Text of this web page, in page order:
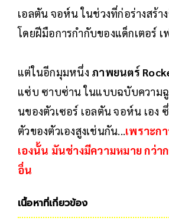
เอลตัน จอห์น ในช่วงที่ก่อร่างสร้า
โดยฝีมือการกำกับของแด็กเตอร์ เ
แต่ในอีกมุมหนึ่ง ภาพยนตร์
แซ่บ ซาบซ่าน ในแบบฉบับความ
นของตัวเซอร์ เอลตัน จอห์น เอง
ตัวของตัวเองสูงเช่นกัน...เพราะก
เองนั้น มันช่างมีความหมาย กว่า
อื่น
เนื้อหาที่เกี่ยวข้อง